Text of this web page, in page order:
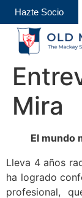
Hazte Socio
Mira
El mundo
Lleva 4 años
ha logrado
profesional,